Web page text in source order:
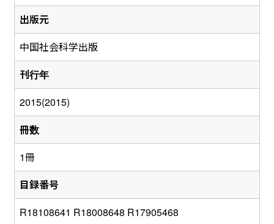
出版元
中国社会科学出版
刊行年
2015(2015)
冊数
1冊
目録番号
R18108641 R18008648 R17905468